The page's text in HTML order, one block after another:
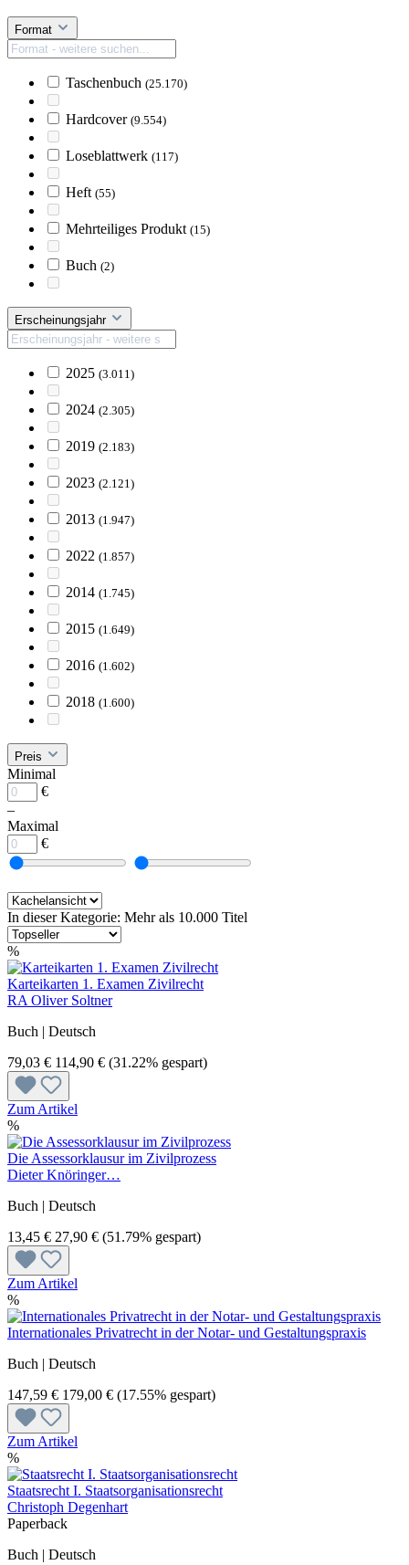
Format
Taschenbuch (25.170)
Hardcover (9.554)
Loseblattwerk (117)
Heft (55)
Mehrteiliges Produkt (15)
Buch (2)
Erscheinungsjahr
2025 (3.011)
2024 (2.305)
2019 (2.183)
2023 (2.121)
2013 (1.947)
2022 (1.857)
2014 (1.745)
2015 (1.649)
2016 (1.602)
2018 (1.600)
Preis
Minimal
€
–
Maximal
€
In dieser Kategorie: Mehr als 10.000 Titel
%
Karteikarten 1. Examen Zivilrecht
RA Oliver Soltner
Buch | Deutsch
79,03 € 114,90 € (31.22% gespart)
Zum Artikel
%
Die Assessorklausur im Zivilprozess
Dieter Knöringer…
Buch | Deutsch
13,45 € 27,90 € (51.79% gespart)
Zum Artikel
%
Internationales Privatrecht in der Notar- und Gestaltungspraxis
Buch | Deutsch
147,59 € 179,00 € (17.55% gespart)
Zum Artikel
%
Staatsrecht I. Staatsorganisationsrecht
Christoph Degenhart
Paperback
Buch | Deutsch